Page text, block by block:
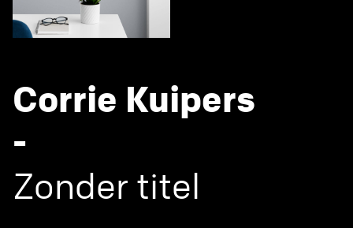
Corrie Kuipers
-
Zonder titel